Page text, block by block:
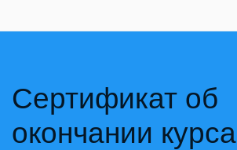
Сертификат об
окончании курса